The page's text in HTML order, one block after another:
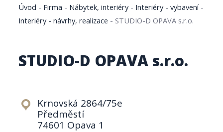
Úvod - Firma - Nábytek, interiéry- Interiéry - vybavení-
Interiéry - návrhy, realizace - STUDIO-D OPAVA s.r.o.
STUDIO-D OPAVA s.r.o.
Krnovská 2864/75e
Předměstí
74601 Opava 1